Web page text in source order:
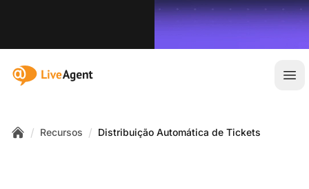
:site.title
/ Recursos / Distribuição Automática de Tickets